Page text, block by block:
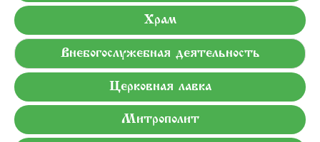
Храм
Внебогослужебная деятельность
Церковная лавка
Митрополит